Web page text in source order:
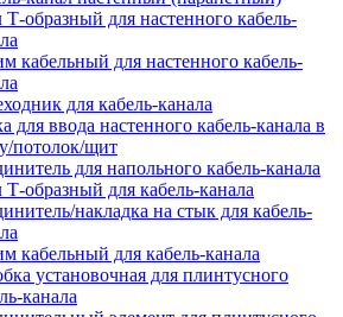
Т-образный для настенного кабель-
кабельный для настенного кабель-
для кабель-канала
для ввода настенного кабель-канала в
потолок/щит
для напольного кабель-канала
Т-образный для кабель-канала
накладка на стык для кабель-
кабельный для кабель-канала
установочная для плинтусного
канала